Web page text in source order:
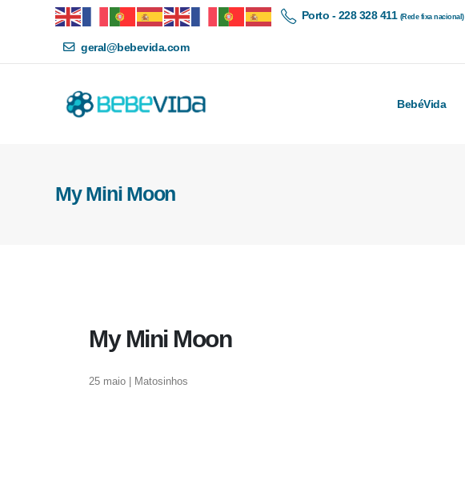
Porto - 228 328 411 (Rede fixa nacional)
geral@bebevida.com
BebéVida
My Mini Moon
My Mini Moon
25 maio | Matosinhos